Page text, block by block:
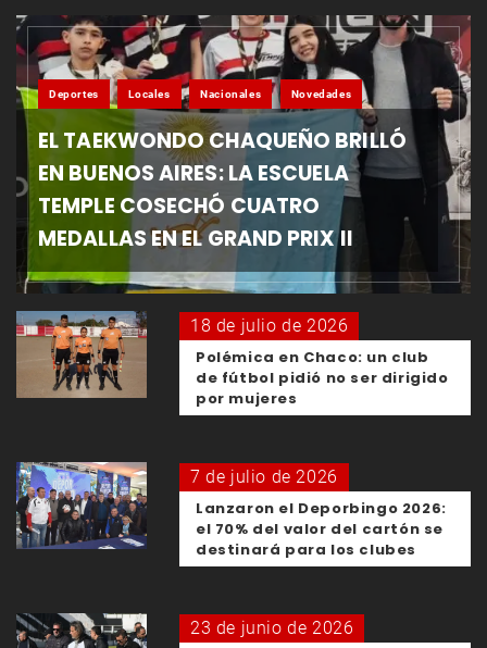
Deportes Locales Nacionales Novedades
EL TAEKWONDO CHAQUEÑO BRILLÓ
EN BUENOS AIRES: LA ESCUELA
TEMPLE COSECHÓ CUATRO
MEDALLAS EN EL GRAND PRIX II
18 de julio de 2026
Polémica en Chaco: un club
de fútbol pidió no ser dirigido
por mujeres
7 de julio de 2026
Lanzaron el Deporbingo 2026:
el 70% del valor del cartón se
destinará para los clubes
23 de junio de 2026